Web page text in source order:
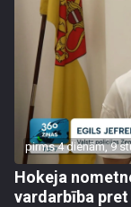
pirms 4 dienām, 9
Hokeja
vardarbība pret